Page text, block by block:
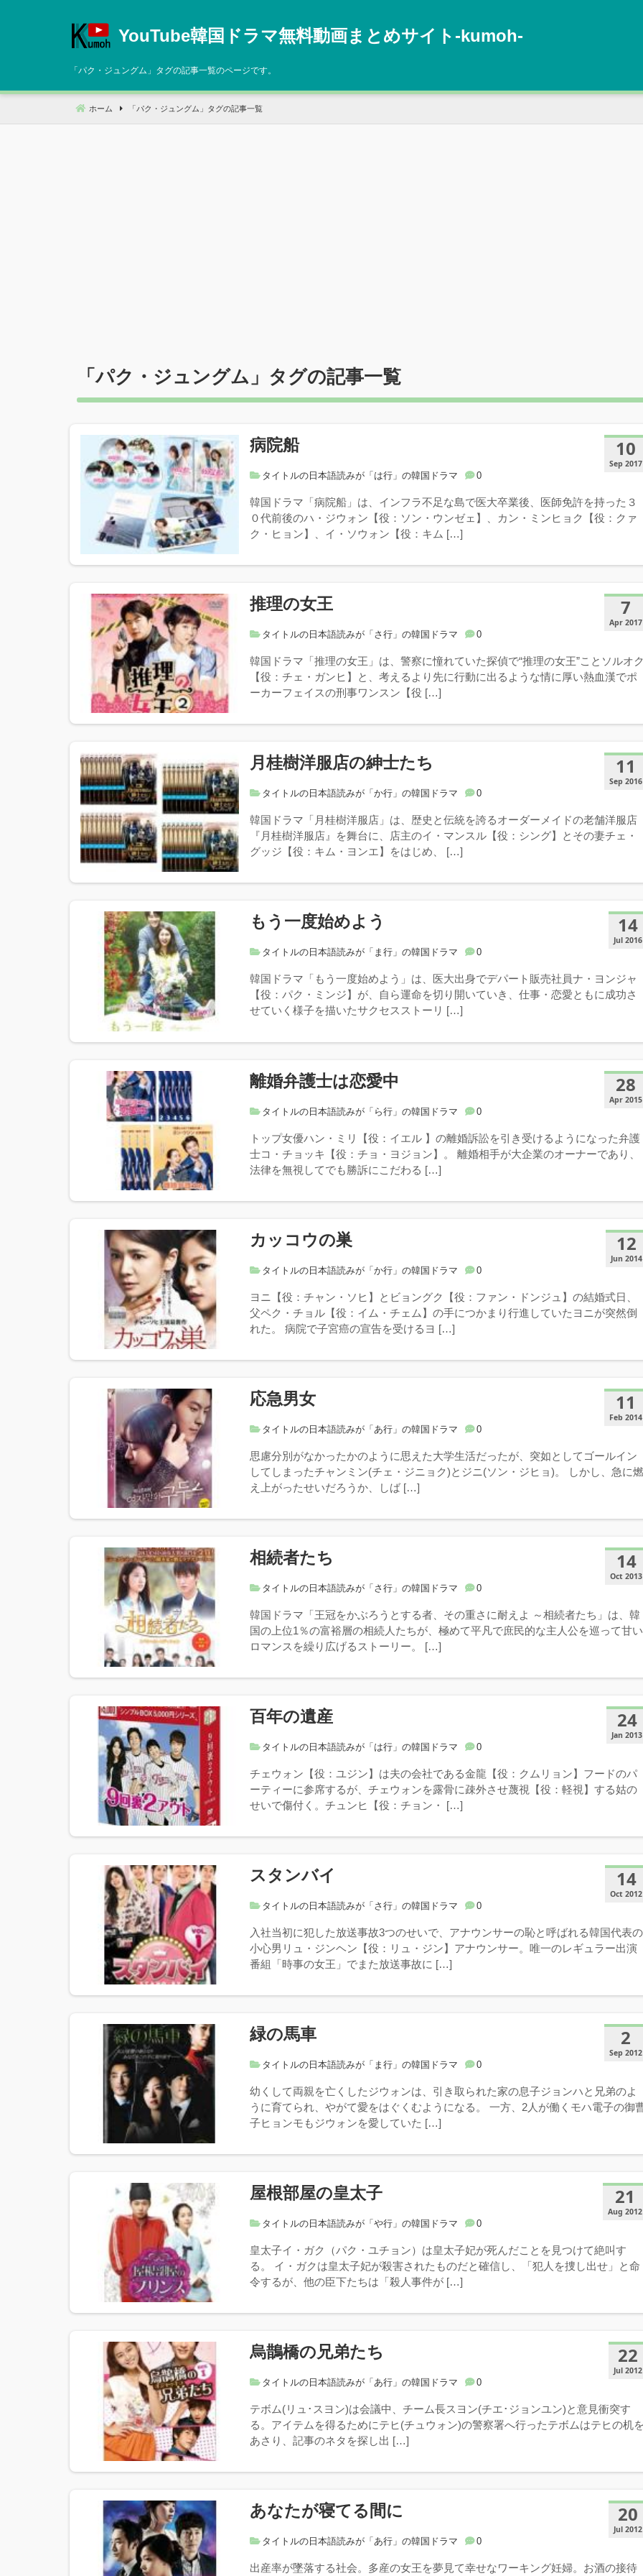
へ
動
YouTube韓国ドラマ無料動画まとめサイト‐kumoh‐
「 パク・ジュングム 」タグの記事一覧のページです。
ホーム 「 パク・ジュングム 」タグの記事一覧
「 パク・ジュングム 」タグの記事一覧
10
Sep 2017
病院船
タイトルの日本語読みが「は行」の韓国ドラマ 0
韓国ドラマ「病院船」は、インフラ不足な島で医大卒業後、医師免許を持った３
０代前後のハ・ジウォン【役：ソン・ウンゼェ】、カン・ミンヒョク【役：クァ
ク・ヒョン】、イ・ソウォン【役：キム […]
7
Apr 2017
推理の女王
タイトルの日本語読みが「さ行」の韓国ドラマ 0
韓国ドラマ「推理の女王」は、警察に憧れていた探偵で“推理の女王”ことソルオ
【役：チェ・ガンヒ】と、考えるより先に行動に出るような情に厚い熱血漢でポ
ーカーフェイスの刑事ワンスン【役 […]
11
Sep 2016
月桂樹洋服店の紳士たち
タイトルの日本語読みが「か行」の韓国ドラマ 0
韓国ドラマ「月桂樹洋服店」は、歴史と伝統を誇るオーダーメイドの老舗洋服店
『月桂樹洋服店』を舞台に、店主のイ・マンスル【役：シング】とその妻チェ・
グッジ【役：キム・ヨンエ】をはじめ、 […]
14
Jul 2016
もう一度始めよう
タイトルの日本語読みが「ま行」の韓国ドラマ 0
韓国ドラマ「もう一度始めよう」は、医大出身でデパート販売社員ナ・ヨンジャ
【役：パク・ミンジ】が、自ら運命を切り開いていき、仕事・恋愛ともに成功さ
せていく様子を描いたサクセスストーリ […]
28
Apr 2015
離婚弁護士は恋愛中
タイトルの日本語読みが「ら行」の韓国ドラマ 0
トップ女優ハン・ミリ【役：イエル 】の離婚訴訟を引き受けるようになった弁護
士コ・チョッキ【役：チョ・ヨジョン】。 離婚相手が大企業のオーナーであり、
法律を無視してでも勝訴にこだわる […]
12
Jun 2014
カッコウの巣
タイトルの日本語読みが「か行」の韓国ドラマ 0
ヨニ【役：チャン・ソヒ】とビョングク【役：ファン・ドンジュ】の結婚式日、
父ペク・チョル【役：イム・チェム】の手につかまり行進していたヨニが突然倒
れた。 病院で子宮癌の宣告を受けるヨ […]
11
Feb 2014
応急男女
タイトルの日本語読みが「あ行」の韓国ドラマ 0
思慮分別がなかったかのように思えた大学生活だったが、突如としてゴールイン
してしまったチャンミン(チェ・ジニョク)とジニ(ソン・ジヒョ)。 しかし、急に
え上がったせいだろうか、しば […]
14
Oct 2013
相続者たち
タイトルの日本語読みが「さ行」の韓国ドラマ 0
韓国ドラマ「王冠をかぶろうとする者、その重さに耐えよ ～相続者たち」は、韓
国の上位1％の富裕層の相続人たちが、極めて平凡で庶民的な主人公を巡って甘い
ロマンスを繰り広げるストーリー。 […]
24
Jan 2013
百年の遺産
タイトルの日本語読みが「は行」の韓国ドラマ 0
チェウォン【役：ユジン】は夫の会社である金龍【役：クムリョン】フードのパ
ーティーに参席するが、チェウォンを露骨に疎外させ蔑視【役：軽視】する姑の
せいで傷付く。チュンヒ【役：チョン・ […]
14
Oct 2012
スタンバイ
タイトルの日本語読みが「さ行」の韓国ドラマ 0
入社当初に犯した放送事故3つのせいで、アナウンサーの恥と呼ばれる韓国代表の
小心男リュ・ジンヘン【役：リュ・ジン】アナウンサー。唯一のレギュラー出演
番組「時事の女王」でまた放送事故に […]
2
Sep 2012
緑の馬車
タイトルの日本語読みが「ま行」の韓国ドラマ 0
幼くして両親を亡くしたジウォンは、引き取られた家の息子ジョンハと兄弟のよ
うに育てられ、やがて愛をはぐくむようになる。 一方、2人が働くモハ電子の御
子ヒョンモもジウォンを愛していた […]
21
Aug 2012
屋根部屋の皇太子
タイトルの日本語読みが「や行」の韓国ドラマ 0
皇太子イ・ガク（パク・ユチョン）は皇太子妃が死んだことを見つけて絶叫す
る。 イ・ガクは皇太子妃が殺害されたものだと確信し、「犯人を捜し出せ」と命
令するが、他の臣下たちは「殺人事件が […]
22
Jul 2012
烏鵲橋の兄弟たち
タイトルの日本語読みが「あ行」の韓国ドラマ 0
テボム(リュ･スヨン)は会議中、チーム長スヨン(チエ･ジョンユン)と意見衝突す
る。アイテムを得るためにテヒ(チュウォン)の警察署へ行ったテボムはテヒの机
あさり、記事のネタを探し出 […]
20
Jul 2012
あなたが寝てる間に
タイトルの日本語読みが「あ行」の韓国ドラマ 0
出産率が墜落する社会。多産の女王を夢見て幸せなワーキング妊婦。お酒の接待